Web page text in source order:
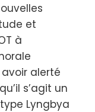
et
à
alerté
s’agit un
Lyngbya